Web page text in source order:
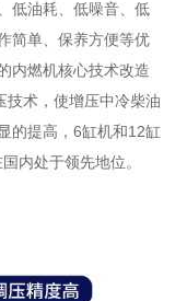
低油耗、低噪音、低
简单、保养方便等优
内燃机核心技术改造
技术，使增压中冷柴油
的提高，6缸机和12缸
内处于领先地位。